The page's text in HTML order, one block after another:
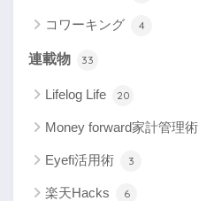
コワーキング 4
連載物 33
Lifelog Life 20
Money forward家計管理術
Eyefi活用術 3
楽天Hacks 6